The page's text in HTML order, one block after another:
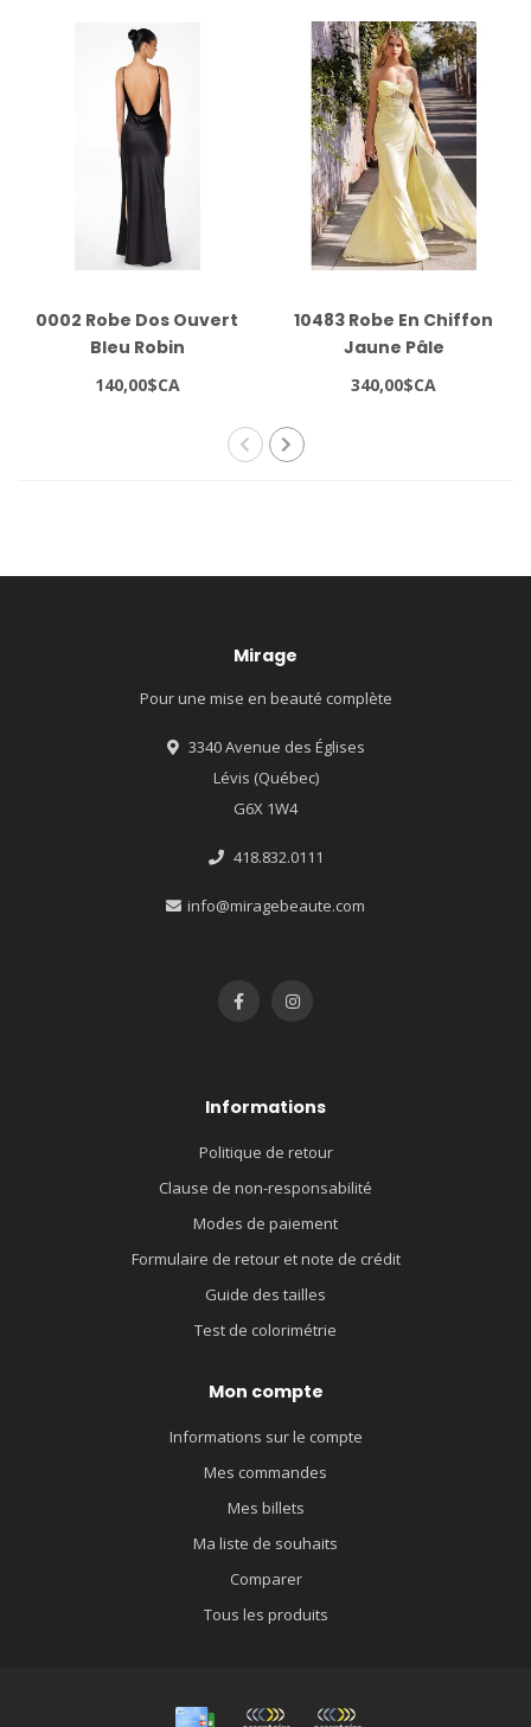
0002 Robe Dos Ouvert
Bleu Robin
140,00$CA
10483 Robe En Chiffon
Jaune Pâle
340,00$CA
Mirage
Pour une mise en beauté complète
3340 Avenue des Églises
Lévis (Québec)
G6X 1W4
418.832.0111
info@miragebeaute.com
Informations
Politique de retour
Clause de non-responsabilité
Modes de paiement
Formulaire de retour et note de crédit
Guide des tailles
Test de colorimétrie
Mon compte
Informations sur le compte
Mes commandes
Mes billets
Ma liste de souhaits
Comparer
Tous les produits